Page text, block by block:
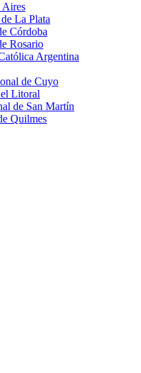
Aires
La Plata
Córdoba
Rosario
Argentina
de Cuyo
Litoral
de San Martín
Quilmes